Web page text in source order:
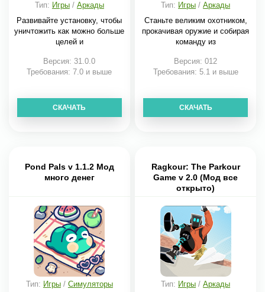
Тип: Игры/ Аркады
Развивайте установку, чтобы
уничтожить как можно больше
целей и
Версия: 31.0.0
Требования: 7.0 и выше
СКАЧАТЬ
Тип: Игры /Аркады
Станьте великим охотником,
прокачивая оружие и собирая
команду из
Версия: 012
Требования: 5.1 и выше
СКАЧАТЬ
Pond Pals v 1.1.2 Мод
много денег
Тип: Игры/ Симуляторы
Ragkour: The Parkour
Game v 2.0 (Мод все
открыто)
Тип: Игры /Аркады